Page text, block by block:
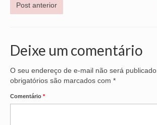
Post anterior
Deixe um comentário
O seu endereço de e-mail não será publicado.
obrigatórios são marcados com *
Comentário *